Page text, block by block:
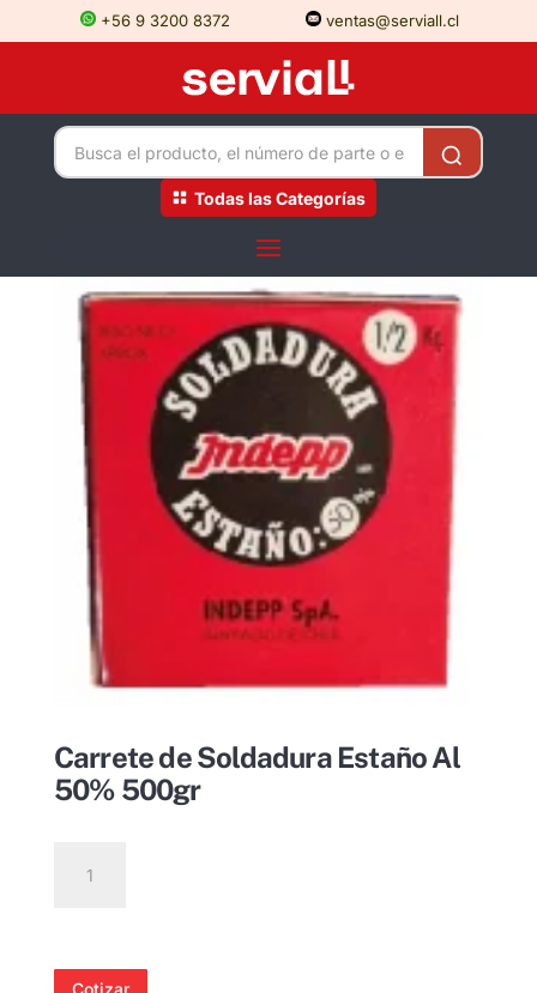
+56 9 3200 8372 ventas@serviall.cl
Todas las Categorías
Carrete de Soldadura Estaño Al
50% 500gr
Al